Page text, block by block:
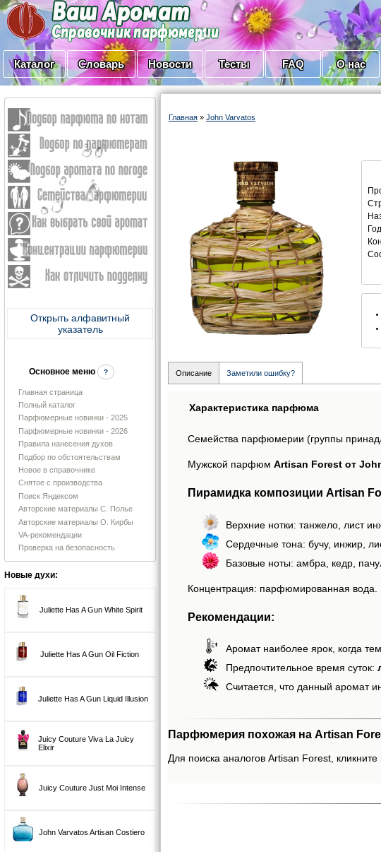
Каталог Словарь Новости Тесты FAQ О нас
Открыть алфавитный
указатель
Основное меню ?
Главная страница
Полный каталог
Парфюмерные новинки - 2025
Парфюмерные новинки - 2026
Правила нанесения духов
Подбор по обстоятельствам
Новое в справочнике
Снятое с производства
Поиск Яндексом
Авторские материалы С. Полье
Авторские материалы О. Кирбы
VA-рекомендации
Проверка на безопасность
Новые духи:
Juliette Has A Gun White Spirit
Juliette Has A Gun Oil Fiction
Juliette Has A Gun Liquid Illusion
Juicy Couture Viva La Juicy
Elixir
Juicy Couture Just Moi Intense
John Varvatos Artisan Costiero
Главная » John Varvatos
Описание Заметили ошибку?
Характеристика парфюма
Семейства парфюмерии (группы
Мужской парфюм Artisan Forest от
Пирамидка композиции Artisan
Верхние нотки: танжело, лист
Сердечные тона: бучу, инжир,
Базовые ноты: амбра, кедр,
Концентрация: парфюмированная вода.
Рекомендации:
Аромат наиболее ярок, когда
Предпочтительное время суток:
Считается, что данный аромат
Парфюмерия похожая на Artisan
Для поиска аналогов Artisan Forest, кликните